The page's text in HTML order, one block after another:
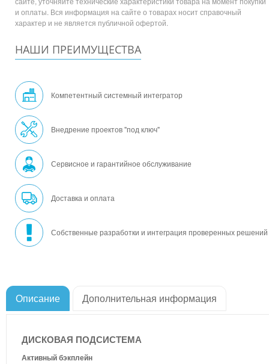
и оплаты. Вся информация на сайте о товарах носит справочный
характер и не является публичной офертой.
НАШИ ПРЕИМУЩЕСТВА
Компетентный системный интегратор
Внедрение проектов "под ключ"
Сервисное и гарантийное обслуживание
Доставка и оплата
Собственные разработки и интеграция проверенных решений
Описание Дополнительная информация
ДИСКОВАЯ ПОДСИСТЕМА
Активный бэкплейн